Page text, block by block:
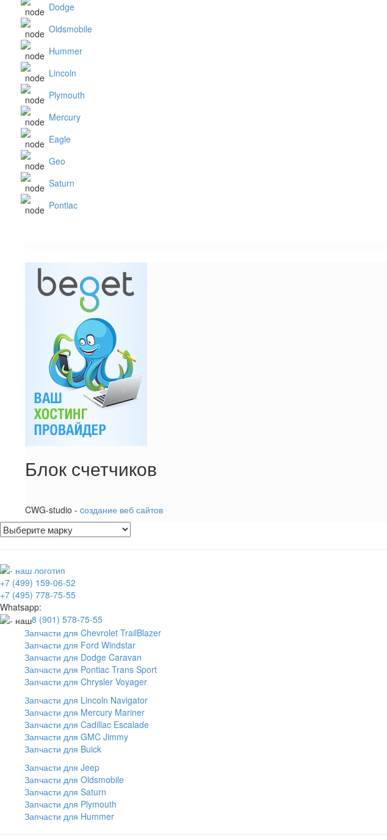
Dodge
Oldsmobile
Hummer
Lincoln
Plymouth
Mercury
Eagle
Geo
Saturn
Pontiac
Блок счетчиков
CWG-studio - cоздание веб сайтов
+7 (499) 159-06-52
+7 (495) 778-75-55
Whatsapp:
8 (901) 578-75-55
Запчасти для Chevrolet TrailBlazer
Запчасти для Ford Windstar
Запчасти для Dodge Caravan
Запчасти для Pontiac Trans Sport
Запчасти для Chrysler Voyager
Запчасти для Lincoln Navigator
Запчасти для Mercury Mariner
Запчасти для Cadillac Escalade
Запчасти для GMC Jimmy
Запчасти для Buick
Запчасти для Jeep
Запчасти для Oldsmobile
Запчасти для Saturn
Запчасти для Plymouth
Запчасти для Hummer